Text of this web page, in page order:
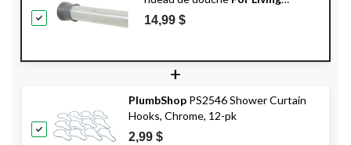
antirouille, chrome, 44 à 72 po
14,99 $
+
PlumbShop PS2546 Shower Curtain
Hooks, Chrome, 12-pk
2,99 $